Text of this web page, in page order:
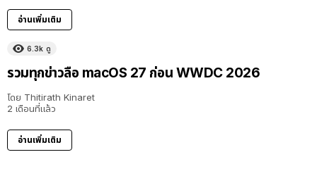
อ่านเพิ่มเติม
6.3k ดู
รวมทุกข่าวลือ macOS 27 ก่อน WWDC 2026
โดย Thitirath Kinaret
2 เดือนที่แล้ว
อ่านเพิ่มเติม